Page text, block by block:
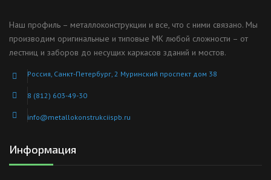
Наш профиль – металлоконструкции и все, что с ними связано. Мы
производим оригинальные и типовые МК любой сложности – от
лестниц и заборов до несущих каркасов зданий и мостов.
Россия, Санкт-Петербург, 2 Муринский проспект дом 38
8 (812) 603-49-30
info@metallokonstrukciispb.ru
Информация